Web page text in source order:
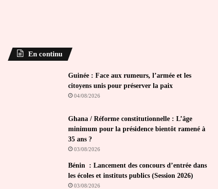
En continu
Guinée : Face aux rumeurs, l’armée et les
citoyens unis pour préserver la paix
04/08/2026
Ghana / Réforme constitutionnelle : L’âge
minimum pour la présidence bientôt ramené à
35 ans ?
03/08/2026
Bénin : Lancement des concours d’entrée dans
les écoles et instituts publics (Session 2026)
03/08/2026